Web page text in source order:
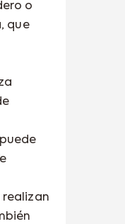
o
que
realizan